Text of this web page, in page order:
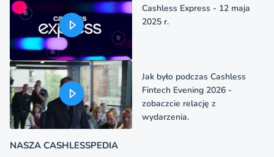
Cashless Express - 12 maja
2025 r.
Jak było podczas Cashless
Fintech Evening 2026 -
zobaczcie relację z
wydarzenia.
NASZA CASHLESSPEDIA